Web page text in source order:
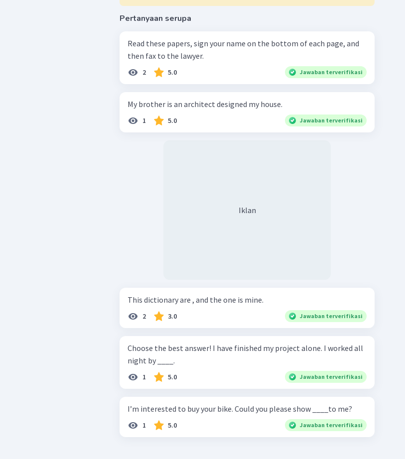
Pertanyaan serupa
Read these papers, sign your name on the bottom of each page, and
then fax to the lawyer.
2 5.0 Jawaban terverifikasi
My brother is an architect designed my house.
1 5.0 Jawaban terverifikasi
Iklan
This dictionary are , and the one is mine.
2 3.0 Jawaban terverifikasi
Choose the best answer! I have finished my project alone. I worked all
night by ____.
1 5.0 Jawaban terverifikasi
I’m interested to buy your bike. Could you please show ____to me?
1 5.0 Jawaban terverifikasi